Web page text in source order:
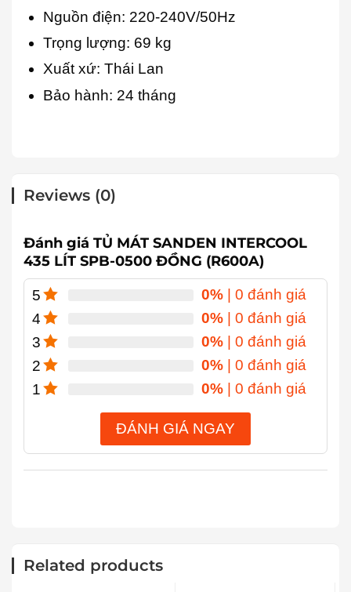
Nguồn điện: 220-240V/50Hz
Trọng lượng: 69 kg
Xuất xứ: Thái Lan
Bảo hành: 24 tháng
Reviews (0)
Đánh giá TỦ MÁT SANDEN INTERCOOL
435 LÍT SPB-0500 ĐỒNG (R600A)
5 0% | 0 đánh giá
4
0% | 0 đánh giá
3
0% | 0 đánh giá
2
0% | 0 đánh giá
1
0% | 0 đánh giá
ĐÁNH GIÁ NGAY
Related products